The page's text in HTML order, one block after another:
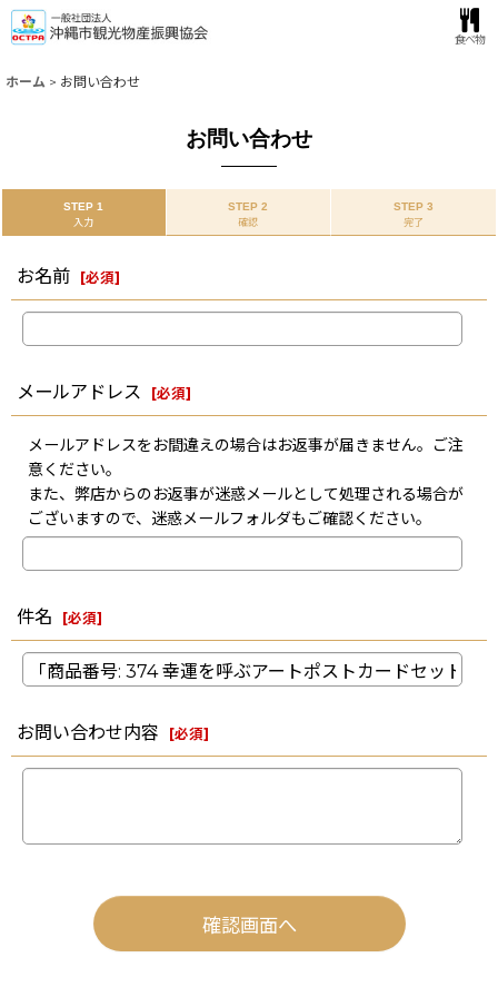
食べ物
ホーム > お問い合わせ
お問い合わせ
STEP 1
入力
STEP 2
確認
STEP 3
完了
お名前 [必須]
メールアドレス [必須]
メールアドレスをお間違えの場合はお返事が届きません。ご注
意ください。
また、弊店からのお返事が迷惑メールとして処理される場合が
ございますので、迷惑メールフォルダもご確認ください。
件名 [必須]
お問い合わせ内容 [必須]
確認画面へ